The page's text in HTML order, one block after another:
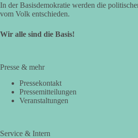
In der Basisdemokratie werden die
vom Volk entschieden.
Wir alle sind die Basis!
Presse & mehr
Pressekontakt
Pressemitteilungen
Veranstaltungen
Service & Intern